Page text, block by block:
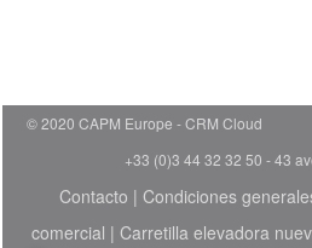
© 2020 CAPM Europe
CRM Cloud
+33 (0)3 44 32 32 50 - 43
Contacto | Condiciones
comercial | Carretilla elevadora